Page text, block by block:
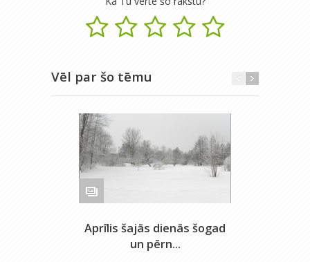
Vēl par šo tēmu
Aprīlis šajās dienās šogad
un pērn...